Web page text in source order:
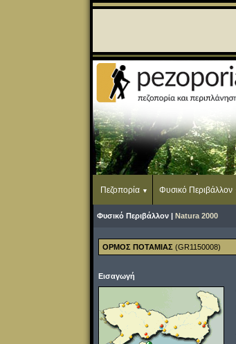
Πεζοπορία Φυσικό Περιβάλλον
Φυσικό Περιβάλλον | Natura 2000
ΟΡΜΟΣ ΠΟΤΑΜΙΑΣ (GR1150008)
Εισαγωγή